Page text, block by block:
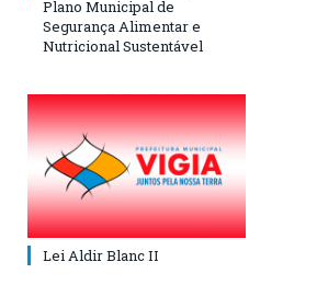
Plano Municipal de
Segurança Alimentar e
Nutricional Sustentável
Lei Aldir Blanc II